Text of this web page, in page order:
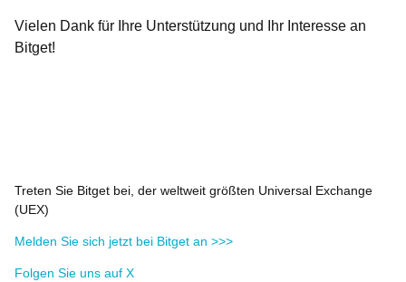
Vielen Dank für Ihre Unterstützung und Ihr Interesse an
Bitget!
Treten Sie Bitget bei, der weltweit größten Universal Exchange
(UEX)
Melden Sie sich jetzt bei Bitget an >>>
Folgen Sie uns auf X